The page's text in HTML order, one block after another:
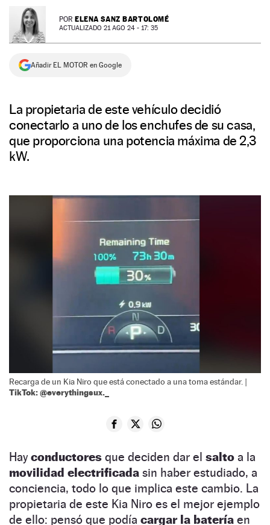
NEWSLETTER POR ELENA SANZ BARTOLOMÉ
ACTUALIZADO 21 AGO 24 - 17: 35
Añadir EL MOTOR en Google
La propietaria de este vehículo decidió
conectarlo a uno de los enchufes de su casa,
que proporciona una potencia máxima de 2,3
kW.
Recarga de un Kia Niro que está conectado a una toma estándar. |
TikTok: @everythingsux._
Hayconductores que deciden dar el salto a la
movilidad electrificada sin haber estudiado, a
conciencia, todo lo que implica este cambio. La
propietaria de este Kia Niro es el mejor ejemplo
de ello: pensó que podía cargar la batería en